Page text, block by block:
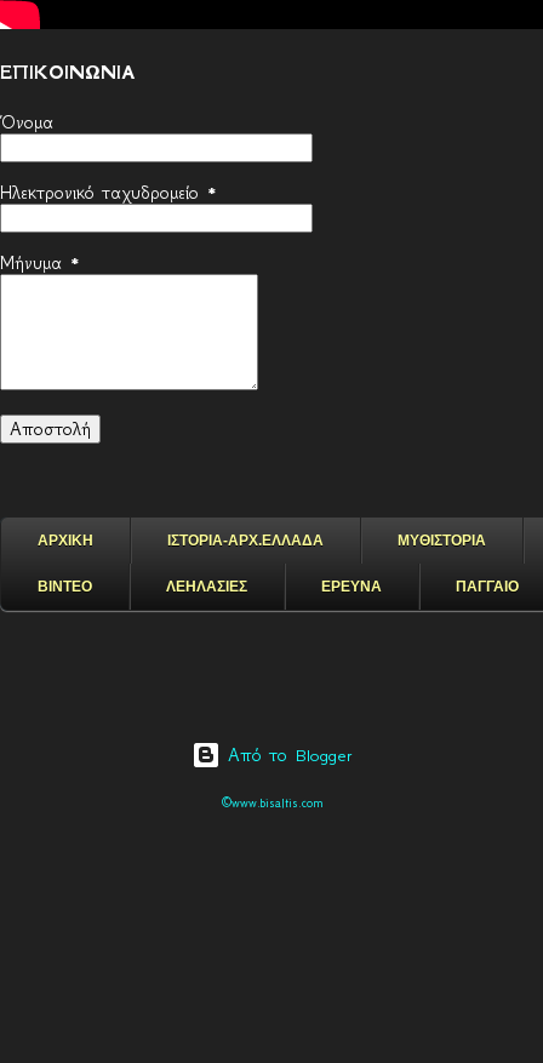
ΕΠΙΚΟΙΝΩΝΙΑ
Όνομα
Ηλεκτρονικό ταχυδρομείο *
Μήνυμα *
ΑΡΧΙΚΗ ΙΣΤΟΡΙΑ-ΑΡΧ.ΕΛΛΑΔΑ ΜΥΘΙΣΤΟΡΙΑ
ΒΙΝΤΕΟ ΛΕΗΛΑΣΙΕΣ ΕΡΕΥΝΑ ΠΑΓΓΑΙΟ
Από το Blogger
©www.bisaltis.com